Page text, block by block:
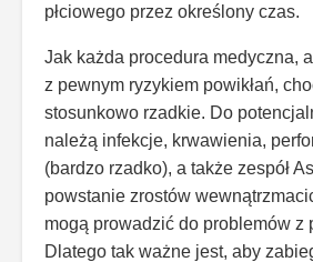
płciowego przez określony czas.
Jak każda procedura medyczna,
z pewnym ryzykiem powikłań,
stosunkowo rzadkie. Do
należą infekcje, krwawienia,
(bardzo rzadko), a także zespół
powstanie zrostów
mogą prowadzić do problemów z
Dlatego tak ważne jest, aby